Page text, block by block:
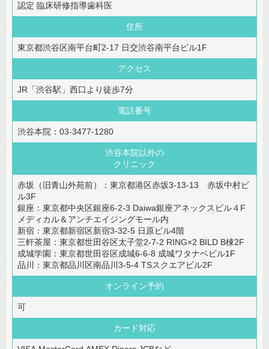
認定 臨床研修指導歯科医
住所
東京都渋谷区南平台町2-17 日交渋谷南平台ビル1F
アクセス
JR「渋谷駅」西口より徒歩7分
電話番号
渋谷本院：03-3477-1280
渋谷本院以外の
クリニック
赤坂（旧青山外苑前）：東京都港区赤坂3-13-13 赤坂中村ビ
ル3F
銀座：東京都中央区銀座6-2-3 Daiwa銀座アネックスビル４F
メディカル＆アンチエイジングモール内
新宿：東京都新宿区新宿3-32-5 日原ビル4階
三軒茶屋：東京都世田谷区太子堂2-7-2 RING×2 BILD B棟2F
成城学園：東京都世田谷区成城6-6-8 成城ワタナベビル1F
品川：東京都品川区南品川3-5-4 TSスクエアビル2F
オンライン予約
可
カード対応